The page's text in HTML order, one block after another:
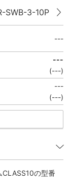
SWB-3-10P
---
---
(---)
---
(---)
の型番